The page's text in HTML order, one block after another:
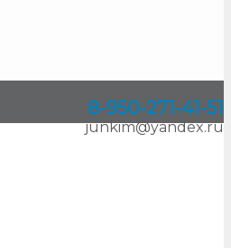
8-950-271-41-51
junkim@yandex.ru